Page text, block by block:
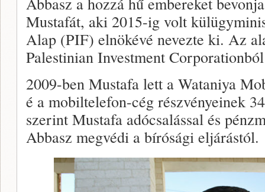
Mustafát, aki 2015-ig volt
Alap (PIF) elnökévé nevezte ki. Az
Palestinian Investment
2009-ben Mustafa lett a Wataniya
é a mobiltelefon-cég részvényeinek
szerint Mustafa adócsalással és
Abbasz megvédi a bírósági eljárástól.